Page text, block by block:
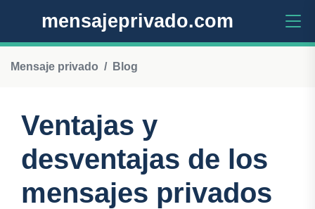
mensajeprivado.com
Mensaje privado Blog
Ventajas y
desventajas de los
mensajes privados